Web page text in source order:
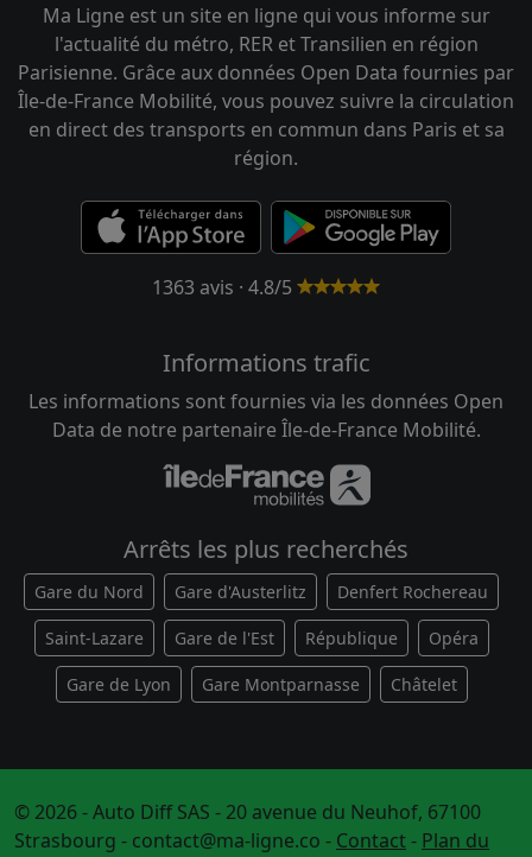
Ma Ligne est un site en ligne qui vous informe sur
l'actualité du métro, RER et Transilien en région
Parisienne. Grâce aux données Open Data fournies par
Île-de-France Mobilité, vous pouvez suivre la circulation
en direct des transports en commun dans Paris et sa
région.
1363 avis · 4.8/5
Informations trafic
Les informations sont fournies via les données Open
Data de notre partenaire Île-de-France Mobilité.
Arrêts les plus recherchés
Gare du Nord Gare d'Austerlitz Denfert Rochereau
Saint-Lazare Gare de l'Est République Opéra
Gare de Lyon Gare Montparnasse Châtelet
© 2026 - Auto Diff SAS - 20 avenue du Neuhof, 67100
Strasbourg - contact@ma-ligne.co - Contact- Plan du